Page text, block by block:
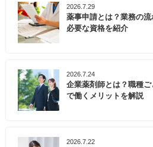
2026.7.29
薬事申請とは？業務の
必要な資格を紹介
2026.7.24
企業薬剤師とは？職種
で働くメリットを解説
2026.7.22